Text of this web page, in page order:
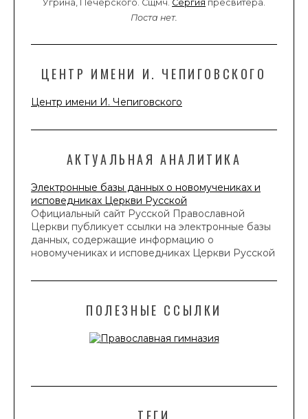
Угрина, Печерского. Сщмч. Сергия пресвитера.
Поста нет.
ЦЕНТР ИМЕНИ И. ЧЕПИГОВСКОГО
Центр имени И. Чепиговского
АКТУАЛЬНАЯ АНАЛИТИКА
Электронные базы данных о новомучениках и
исповедниках Церкви Русской
Официальный сайт Русской Православной
Церкви публикует ссылки на электронные базы
данных, содержащие информацию о
новомучениках и исповедниках Церкви Русской
ПОЛЕЗНЫЕ ССЫЛКИ